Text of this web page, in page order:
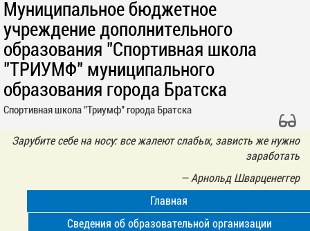
Муниципальное бюджетное
учреждение дополнительного
образования "Спортивная школа
"ТРИУМФ" муниципального
образования города Братска
Спортивная школа "Триумф" города Братска
Зарубите себе на носу: все жалеют слабых, зависть же нужно
заработать
—Арнольд Шварценеггер
Главная
Сведения об образовательной организации